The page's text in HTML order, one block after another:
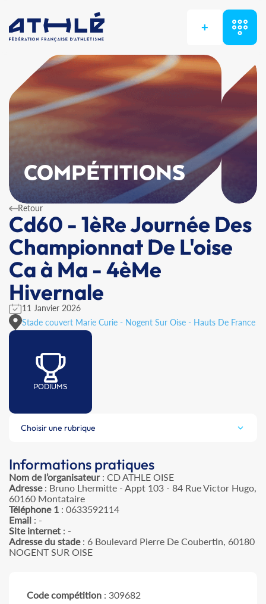
+
COMPÉTITIONS
Retour
Cd60 - 1èRe Journée Des
Championnat De L'oise
Ca à Ma - 4èMe
Hivernale
11 Janvier 2026
Stade couvert Marie Curie - Nogent Sur Oise - Hauts De France
PODIUMS
Choisir une rubrique
Informations pratiques
Nom de l’organisateur: CD ATHLE OISE
Adresse: Bruno Lhermitte - Appt 103 - 84 Rue Victor Hugo,
60160 Montataire
Téléphone 1 : 0633592114
Email : -
Site internet : -
Adresse du stade: 6 Boulevard Pierre De Coubertin, 60180
NOGENT SUR OISE
Code compétition : 309682